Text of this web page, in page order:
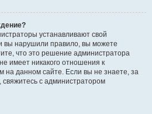
устанавливают свой
вы нарушили правило, вы можете
что это решение администратора
имеет никакого отношения к
данном сайте. Если вы не знаете, за
с администратором